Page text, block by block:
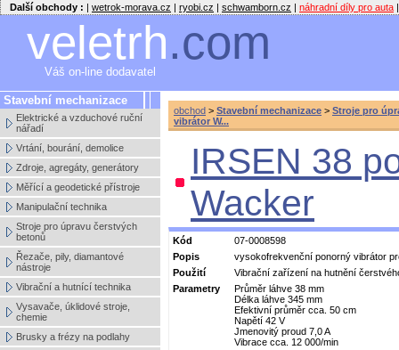
Další obchody : | wetrok-morava.cz | ryobi.cz | schwamborn.cz | náhradní díly pro auta |
veletrh.com
Váš on-line dodavatel
Stavební mechanizace
Elektrické a vzduchové ruční
nářadí
Vrtání, bourání, demolice
Zdroje, agregáty, generátory
Měřící a geodetické přístroje
Manipulační technika
Stroje pro úpravu čerstvých
betonů
Řezače, pily, diamantové
nástroje
Vibrační a hutnící technika
Vysavače, úklidové stroje,
chemie
Brusky a frézy na podlahy
obchod > Stavební mechanizace > Stroje pro
vibrátor W...
IRSEN 38
Wacker
Kód
07-0008598
Popis
vysokofrekvenční ponorný vibrátor
Použití
Vibrační zařízení na hutnění
Parametry
Průměr láhve 38 mm
Délka láhve 345 mm
Efektivní průměr cca. 50 cm
Napětí 42 V
Jmenovitý proud 7,0 A
Vibrace cca. 12 000/min